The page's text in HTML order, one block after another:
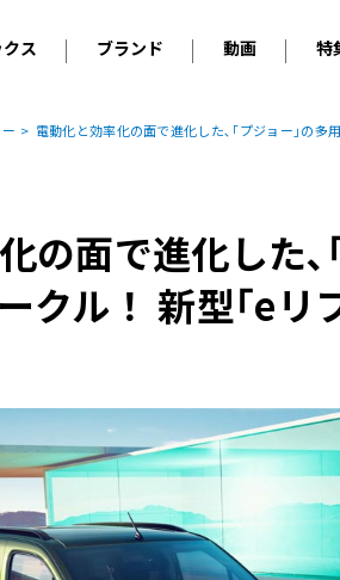
クス ブランド
輸入車 アウディ
プジョー
アルファ・ロメオ
ランボルギーニ
MINI
ボルボ
ジープ
BYD
動画
オリジナル動画
特
ホ
タ
電動化と効率化の面で進化した､｢プジョー｣の多
の面で進化した､
クル！ 新型｢eリ